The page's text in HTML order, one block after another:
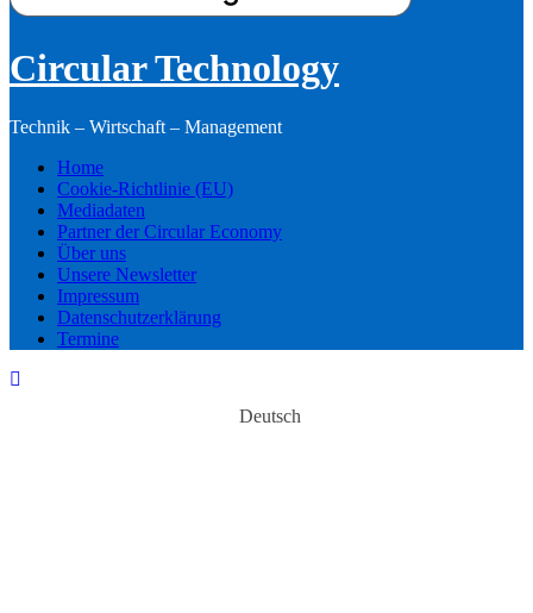
Circular Technology
Technik – Wirtschaft – Management
Home
Cookie-Richtlinie (EU)
Mediadaten
Partner der Circular Economy
Über uns
Unsere Newsletter
Impressum
Datenschutzerklärung
Termine
Deutsch